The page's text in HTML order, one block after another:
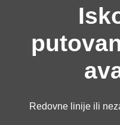
Redovne linije ili